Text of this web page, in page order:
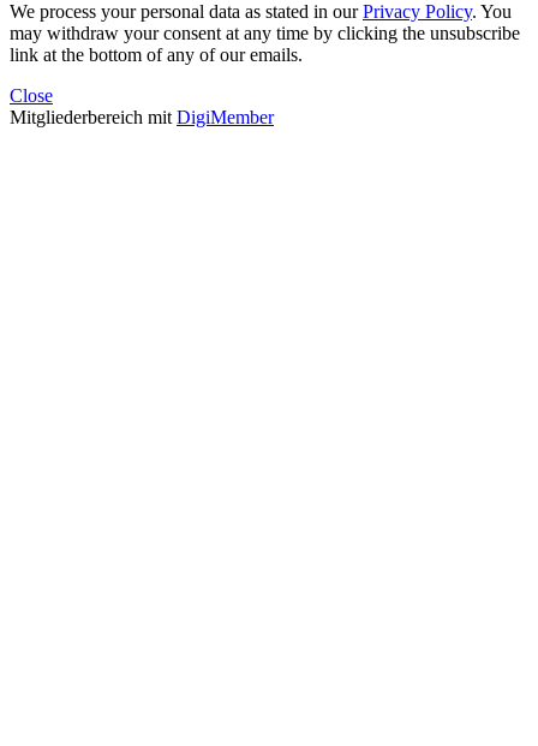
We process your personal data as stated in ourPrivacy Policy. You
may withdraw your consent at any time by clicking the unsubscribe
link at the bottom of any of our emails.
Close
Mitgliederbereich mitDigiMember